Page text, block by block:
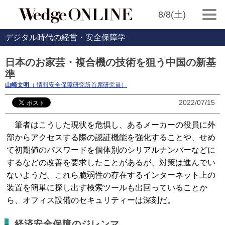
8/8(土)
デジタル時代の経営・安全保障学
日本のお家芸・複合機の技術を狙う中国の新基
準
山崎文明 （ 情報安全保障研究所首席研究員）
2022/07/15
筆者はこうした現状を危惧し、あるメーカーの役員に外
部からアクセスする際の認証機能を強化することや、せめ
て初期値のパスワードを個体別のシリアルナンバーなどに
するなどの改善を要求したことがあるが、対策は進んでい
ないようだ。これら脆弱性の存在するインターネット上の
装置を簡単に探し出す検索ツールも出回っていることか
ら、オフィス設備のセキュリティーは深刻だ。